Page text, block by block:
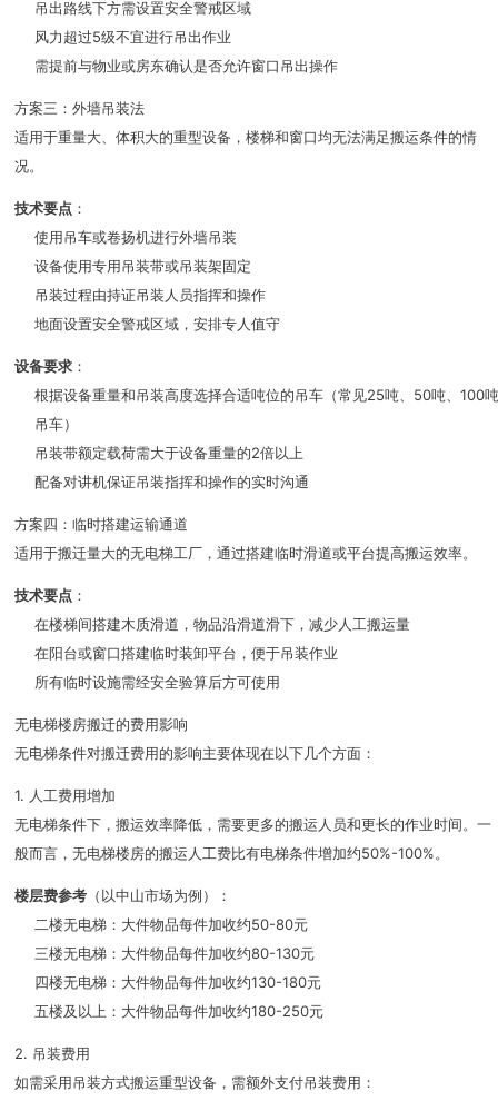
吊出路线下方需设置安全警戒区域
风力超过5级不宜进行吊出作业
需提前与物业或房东确认是否允许窗口吊出操作
方案三：外墙吊装法
适用于重量大、体积大的重型设备，楼梯和窗口均无法满足搬运条件的情
况。
技术要点 ：
使用吊车或卷扬机进行外墙吊装
设备使用专用吊装带或吊装架固定
吊装过程由持证吊装人员指挥和操作
地面设置安全警戒区域，安排专人值守
设备要求 ：
根据设备重量和吊装高度选择合适吨位的吊车（常见25吨、50吨、100
吊车）
吊装带额定载荷需大于设备重量的2倍以上
配备对讲机保证吊装指挥和操作的实时沟通
方案四：临时搭建运输通道
适用于搬迁量大的无电梯工厂，通过搭建临时滑道或平台提高搬运效率。
技术要点 ：
在楼梯间搭建木质滑道，物品沿滑道滑下，减少人工搬运量
在阳台或窗口搭建临时装卸平台，便于吊装作业
所有临时设施需经安全验算后方可使用
无电梯楼房搬迁的费用影响
无电梯条件对搬迁费用的影响主要体现在以下几个方面：
1. 人工费用增加
无电梯条件下，搬运效率降低，需要更多的搬运人员和更长的作业时间。一
般而言，无电梯楼房的搬运人工费比有电梯条件增加约50%-100%。
楼层费参考 （以中山市场为例）：
二楼无电梯：大件物品每件加收约50-80元
三楼无电梯：大件物品每件加收约80-130元
四楼无电梯：大件物品每件加收约130-180元
五楼及以上：大件物品每件加收约180-250元
2. 吊装费用
如需采用吊装方式搬运重型设备，需额外支付吊装费用：